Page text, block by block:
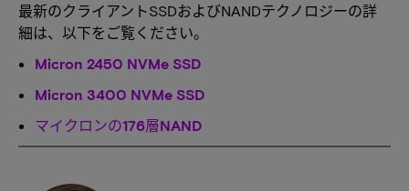
最新のクライアントSSDおよびNANDテクノロジーの詳
細は、以下をご覧ください。
Micron 2450 NVMe SSD
Micron 3400 NVMe SSD
マイクロンの176層NAND